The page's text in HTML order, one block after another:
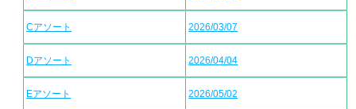
Cアソート 2026/03/07
Dアソート 2026/04/04
Eアソート 2026/05/02